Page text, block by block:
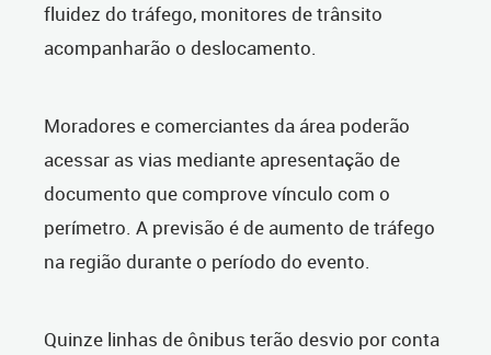
fluidez do tráfego, monitores de trânsito
acompanharão o deslocamento.
Moradores e comerciantes da área poderão
acessar as vias mediante apresentação de
documento que comprove vínculo com o
perímetro. A previsão é de aumento de tráfego
na região durante o período do evento.
Quinze linhas de ônibus terão desvio por conta